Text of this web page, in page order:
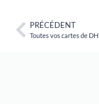
PRÉCÉDENT
Toutes vos cartes de DH